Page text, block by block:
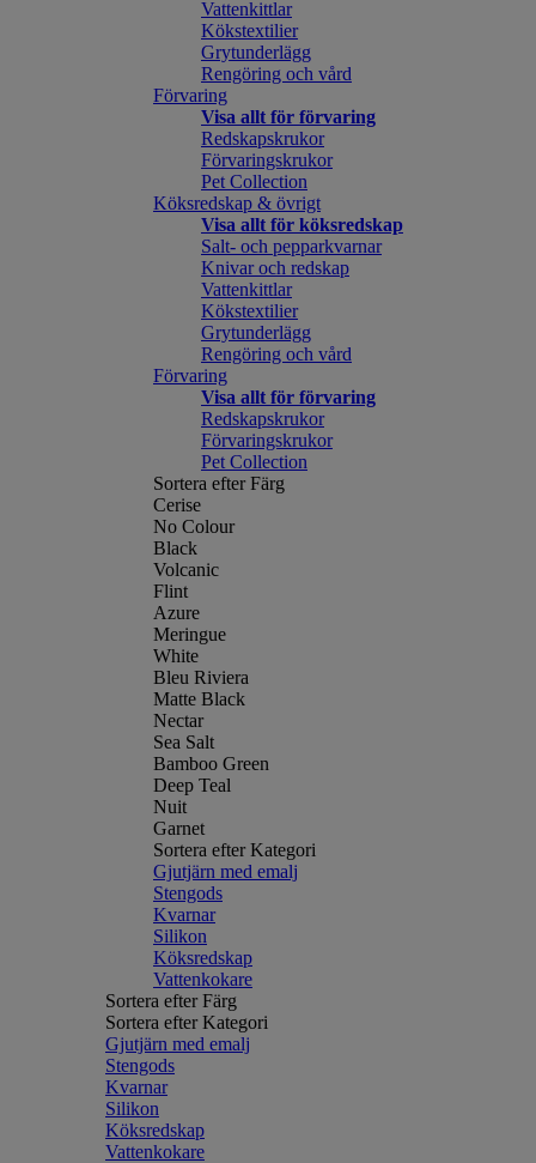
Vattenkittlar
Kökstextilier
Grytunderlägg
Rengöring och vård
Förvaring
Visa allt för förvaring
Redskapskrukor
Förvaringskrukor
Pet Collection
Köksredskap & övrigt
Visa allt för köksredskap
Salt- och pepparkvarnar
Knivar och redskap
Vattenkittlar
Kökstextilier
Grytunderlägg
Rengöring och vård
Förvaring
Visa allt för förvaring
Redskapskrukor
Förvaringskrukor
Pet Collection
Sortera efter Färg
Cerise
No Colour
Black
Volcanic
Flint
Azure
Meringue
White
Bleu Riviera
Matte Black
Nectar
Sea Salt
Bamboo Green
Deep Teal
Nuit
Garnet
Sortera efter Kategori
Gjutjärn med emalj
Stengods
Kvarnar
Silikon
Köksredskap
Vattenkokare
Sortera efter Färg
Sortera efter Kategori
Gjutjärn med emalj
Stengods
Kvarnar
Silikon
Köksredskap
Vattenkokare